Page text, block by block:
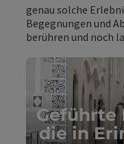
genau solche
Begegnungen und
berühren und noch
Geführte
die in